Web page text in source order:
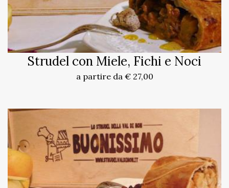
Strudel con Miele, Fichi e Noci
a partire da € 27,00